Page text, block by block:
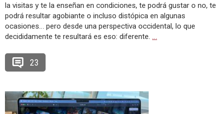
la visitas y te la enseñan en condiciones, te podrá gustar o no, te
podrá resultar agobiante o incluso distópica en algunas
ocasiones… pero desde una perspectiva occidental, lo que
decididamente te resultará es eso: diferente. …
23